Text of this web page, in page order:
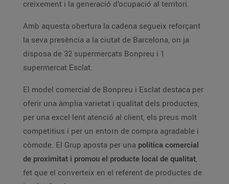
creixement i la generació d’ocupació al territori.
Amb aquesta obertura la cadena segueix reforçant
la seva presència a la ciutat de Barcelona, on ja
disposa de 32 supermercats Bonpreu i 1
supermercat Esclat.
El model comercial de Bonpreu i Esclat destaca per
oferir una àmplia varietat i qualitat dels productes,
per una excel·lent atenció al client, els preus molt
competitius i per un entorn de compra agradable i
còmode. El Grup aposta per una política comercial
de proximitat i promou el producte local de qualitat,
fet que el converteix en el referent de productes de